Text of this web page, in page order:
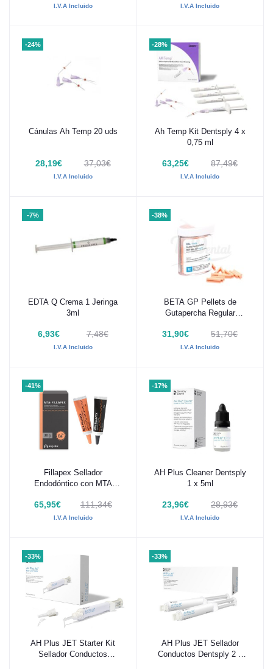
I.V.A Incluido I.V.A Incluido
-24%
Añadir al carrito
Cánulas Ah Temp 20 uds
28,19€ 37,03€
I.V.A Incluido
-28%
Añadir al carrito
Ah Temp Kit Dentsply 4 x
0,75 ml
63,25€ 87,49€
I.V.A Incluido
-7%
Añadir al carrito
EDTA Q Crema 1 Jeringa
3ml
6,93€ 7,48€
I.V.A Incluido
-38%
Añadir al carrito
BETA GP Pellets de
Gutapercha Regular
31,90€ 51,70€
I.V.A Incluido
-41%
Añadir al carrito
Fillapex Sellador
Endodóntico con MTA
65,95€ 111,34€
I.V.A Incluido
-17%
Añadir al carrito
AH Plus Cleaner Dentsply
1 x 5ml
23,96€ 28,93€
I.V.A Incluido
-33%
Añadir al carrito
AH Plus JET Starter Kit
Sellador Conductos
-33%
Añadir al carrito
AH Plus JET Sellador
Conductos Dentsply 2 x